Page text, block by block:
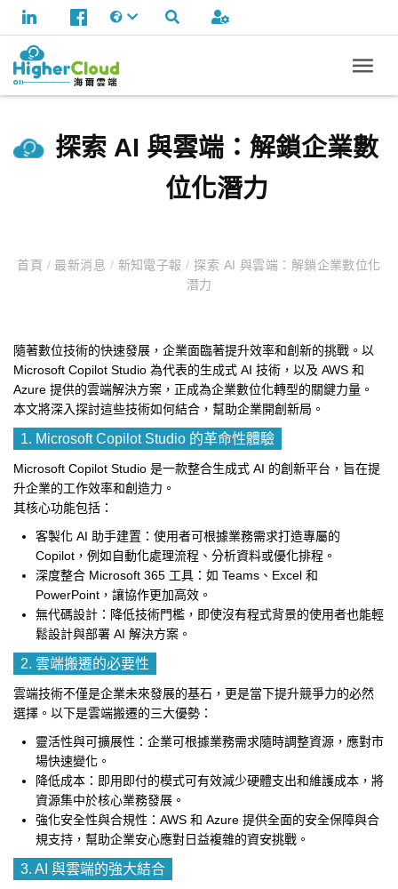
探索 AI 與雲端：解鎖企業數
位化潛力
首頁 /最新消息 / 新知電子報/ 探索 AI 與雲端：解鎖企業數位化
潛力
隨著數位技術的快速發展，企業面臨著提升效率和創新的挑戰。以
Microsoft Copilot Studio 為代表的生成式 AI 技術，以及 AWS 和
Azure 提供的雲端解決方案，正成為企業數位化轉型的關鍵力量。
本文將深入探討這些技術如何結合，幫助企業開創新局。
1. Microsoft Copilot Studio 的革命性體驗
Microsoft Copilot Studio 是一款整合生成式 AI 的創新平台，旨在提
升企業的工作效率和創造力。
其核心功能包括：
客製化 AI 助手建置：使用者可根據業務需求打造專屬的
Copilot，例如自動化處理流程、分析資料或優化排程。
深度整合 Microsoft 365 工具：如 Teams、Excel 和
PowerPoint，讓協作更加高效。
無代碼設計：降低技術門檻，即使沒有程式背景的使用者也能輕
鬆設計與部署 AI 解決方案。
2. 雲端搬遷的必要性
雲端技術不僅是企業未來發展的基石，更是當下提升競爭力的必然
選擇。以下是雲端搬遷的三大優勢：
靈活性與可擴展性：企業可根據業務需求隨時調整資源，應對市
場快速變化。
降低成本：即用即付的模式可有效減少硬體支出和維護成本，將
資源集中於核心業務發展。
強化安全性與合規性：AWS 和 Azure 提供全面的安全保障與合
規支持，幫助企業安心應對日益複雜的資安挑戰。
3. AI 與雲端的強大結合